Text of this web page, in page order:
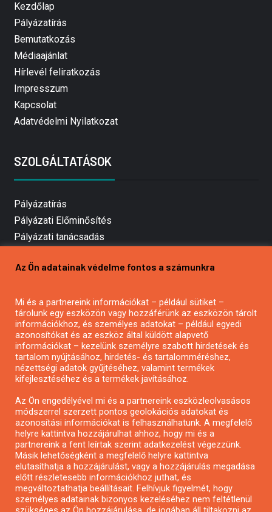
Kezdőlap
Pályázatírás
Bemutatkozás
Médiaajánlat
Hírlevél feliratkozás
Impresszum
Kapcsolat
Adatvédelmi Nyilatkozat
SZOLGÁLTATÁSOK
Pályázatírás
Pályázati Előminősítés
Pályázati tanácsadás
Mezőgazdasági pályázatírás
Pályázatírás civil szervezeteknek
Pályázatírás önkormányzatoknak
Pályázatfigyelés
Specifikus pályázatfigyelés vagy hírlevél
Pályázatok magánszemélyeknek
Pályázatok civil szervezeteknek
Pályázatok vállalkozásoknak
Önkormányzati pályázatok
Mezőgazdasági pályázatok
Az Ön adatainak védelme fontos a számunkra
Mi és a partnereink információkat – például sütiket –
tárolunk egy eszközön vagy hozzáférünk az eszközön tárolt
információkhoz, és személyes adatokat – például egyedi
azonosítókat és az eszköz által küldött alapvető
információkat – kezelünk személyre szabott hirdetések és
tartalom nyújtásához, hirdetés- és tartalomméréshez,
nézettségi adatok gyűjtéséhez, valamint termékek
kifejlesztéséhez és a termékek javításához.
Az Ön engedélyével mi és a partnereink eszközleolvasásos
módszerrel szerzett pontos geolokációs adatokat és
azonosítási információkat is felhasználhatunk. A megfelelő
helyre kattintva hozzájárulhat ahhoz, hogy mi és a
partnereink a fent leírtak szerint adatkezelést végezzünk.
Másik lehetőségként a megfelelő helyre kattintva
elutasíthatja a hozzájárulást, vagy a hozzájárulás megadása
előtt részletesebb információkhoz juthat, és
megváltoztathatja beállításait. Felhívjuk figyelmét, hogy
személyes adatainak bizonyos kezeléséhez nem feltétlenül